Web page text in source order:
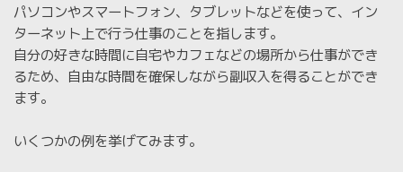
パソコンやスマートフォン、タブレットなどを使って、イン
ターネット上で行う仕事のことを指します。
自分の好きな時間に自宅やカフェなどの場所から仕事ができ
るため、自由な時間を確保しながら副収入を得ることができ
ます。
いくつかの例を挙げてみます。